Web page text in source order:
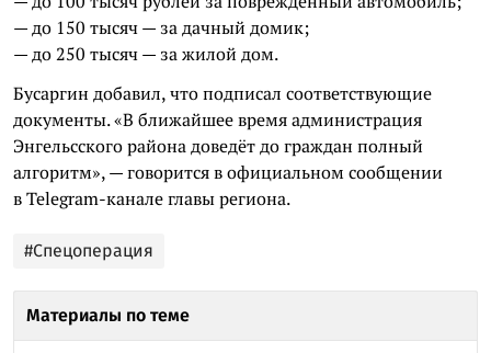
— до 150 тысяч — за дачный домик;
— до 250 тысяч — за жилой дом.
Бусаргин добавил, что подписал соответствующие
документы. «В ближайшее время администрация
Энгельсского района доведёт до граждан полный
алгоритм», — говорится в официальном сообщении
в Telegram-канале главы региона.
#Спецоперация
Материалы по теме